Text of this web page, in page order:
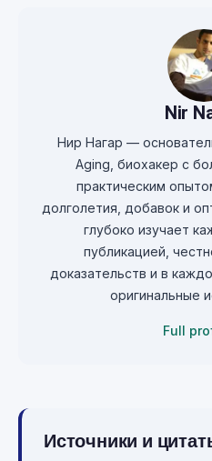
Nir
Нир Нагар —
Aging, биохакер с
практическим
долголетия, добавок и
глубоко изучает
публикацией,
доказательств и в
оригинальные
Full
Источники и